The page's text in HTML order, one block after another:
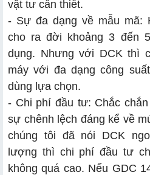
vật tư cần thiết.
- Sự đa dạng về mẫu mã:
cho ra đời khoảng 3 đến
dụng. Nhưng với DCK thì
máy với đa dạng công
dùng lựa chọn.
- Chi phí đầu tư: Chắc
sự chênh lệch đáng kể về
chúng tôi đã nói DCK
lượng thì chi phí đầu tư
không quá cao. Nếu GDC